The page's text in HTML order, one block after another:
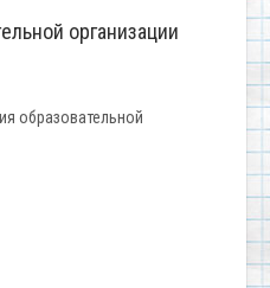
организации
образовательной